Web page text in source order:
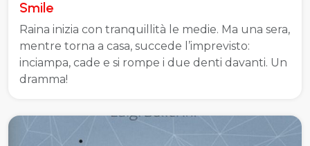
Smile
Raina inizia con tranquillità le medie. Ma una sera,
mentre torna a casa, succede l’imprevisto:
inciampa, cade e si rompe i due denti davanti. Un
dramma!